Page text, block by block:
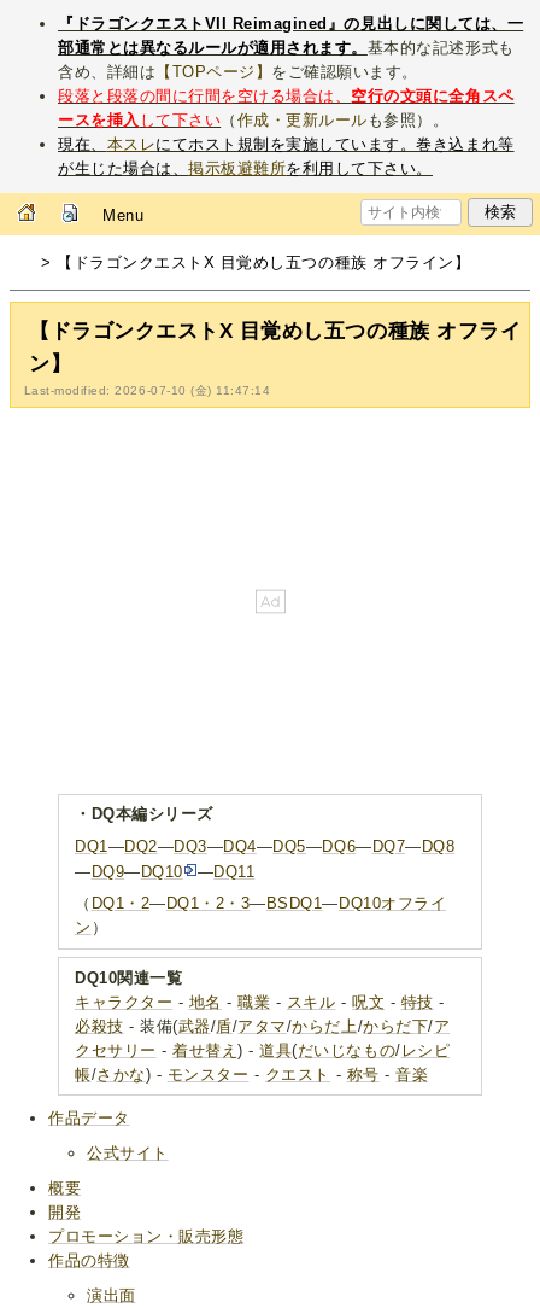
『ドラゴンクエストVII Reimagined』の見出しに関しては、一
部通常とは異なるルールが適用されます。 基本的な記述形式も
含め、詳細は 【TOPページ】 をご確認願います。
段落と段落の間に行間を空ける場合は、 空行の文頭に全角スペ
ースを挿入 して下さい （ 作成・更新ルール も参照）。
現在、 本スレにてホスト規制を実施しています。巻き込まれ等
が生じた場合は、掲示板避難所を利用して下さい。
Menu
> 【ドラゴンクエストX 目覚めし五つの種族 オフライン】
【ドラゴンクエストX 目覚めし五つの種族 オフライ
ン】
Last-modified: 2026-07-10 (金) 11:47:14
・DQ本編シリーズ
DQ1 ―DQ2―DQ3―DQ4―DQ5―DQ6―DQ7―DQ8
―DQ9―DQ10 ―DQ11
（ DQ1・2― DQ1・2・3― BSDQ1― DQ10オフライ
ン ）
DQ10関連一覧
キャラクター - 地名 -職業 - スキル -呪文 - 特技 -
必殺技 - 装備(武器/盾/アタマ/からだ上/からだ下/ア
クセサリー -着せ替え) -道具(だいじなもの/ レシピ
帳/さかな) - モンスター - クエスト - 称号 -音楽
作品データ
公式サイト
概要
開発
プロモーション・販売形態
作品の特徴
演出面